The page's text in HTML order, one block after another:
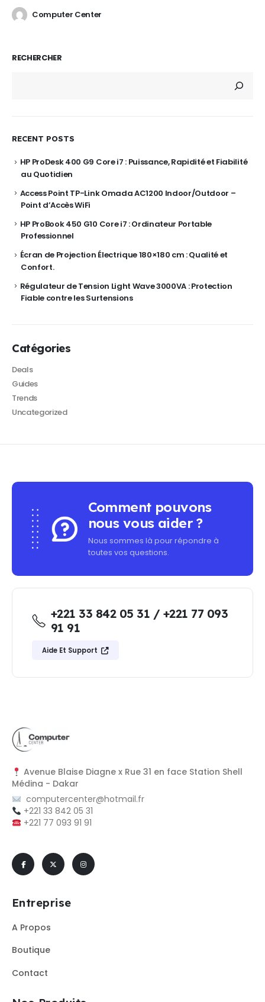
Computer Center
RECHERCHER
RECENT POSTS
HP ProDesk 400 G9 Core i7 : Puissance, Rapidité et Fiabilité
au Quotidien
Access Point TP-Link Omada AC1200 Indoor/Outdoor –
Point d’Accès WiFi
HP ProBook 450 G10 Core i7 : Ordinateur Portable
Professionnel
Écran de Projection Électrique 180×180 cm : Qualité et
Confort.
Régulateur de Tension Light Wave 3000VA : Protection
Fiable contre les Surtensions
Catégories
Deals
Guides
Trends
Uncategorized
Comment pouvons
nous vous aider ?
Nous sommes là pour répondre à
toutes vos questions.
+221 33 842 05 31 / +221 77 093
91 91
Aide Et Support
Avenue Blaise Diagne x Rue 31 en face Station Shell
Médina - Dakar
computercenter@hotmail.fr
+221 33 842 05 31
+221 77 093 91 91
Entreprise
A Propos
Boutique
Contact